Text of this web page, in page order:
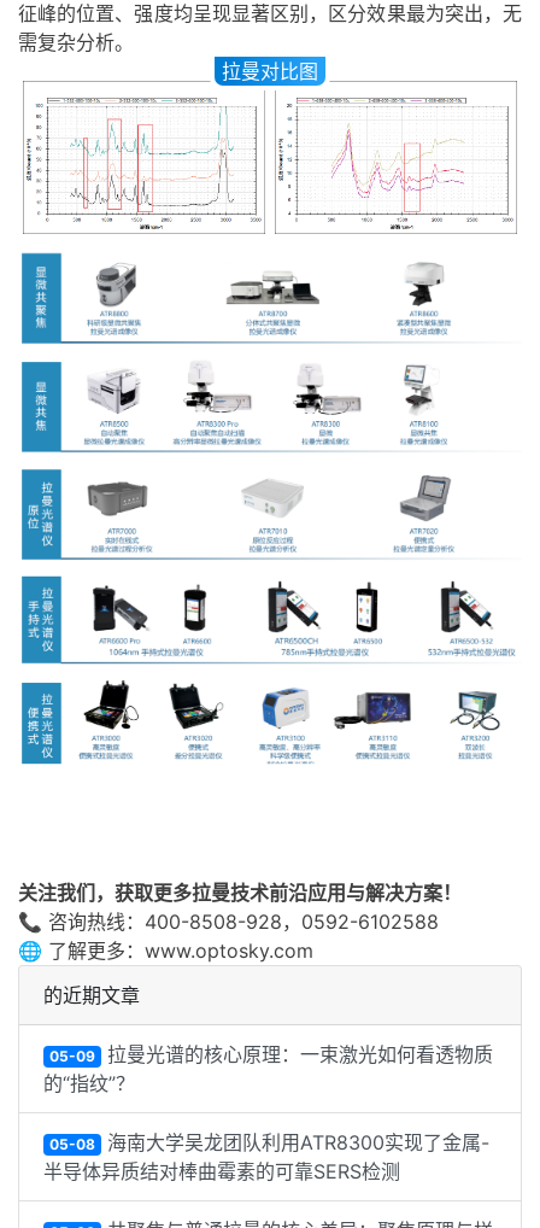
征峰的位置、强度均呈现显著区别，区分效果最为突出，无
需复杂分析。
拉曼对比图
关注我们，获取更多拉曼技术前沿应用与解决方案！
📞 咨询热线：400-8508-928，0592-6102588
🌐 了解更多：www.optosky.com
的近期文章
05-09 拉曼光谱的核心原理：一束激光如何看透物质
的“指纹”？
05-08 海南大学吴龙团队利用ATR8300实现了金属-
半导体异质结对棒曲霉素的可靠SERS检测